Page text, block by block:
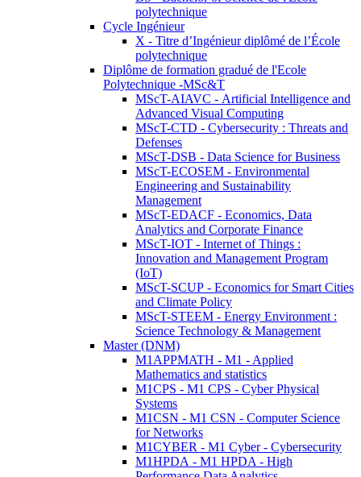
polytechnique
Cycle Ingénieur
X - Titre d’Ingénieur diplômé de l’École
polytechnique
Diplôme de formation gradué de l'Ecole
Polytechnique -MSc&T
MScT-AIAVC - Artificial Intelligence and
Advanced Visual Computing
MScT-CTD - Cybersecurity : Threats and
Defenses
MScT-DSB - Data Science for Business
MScT-ECOSEM - Environmental
Engineering and Sustainability
Management
MScT-EDACF - Economics, Data
Analytics and Corporate Finance
MScT-IOT - Internet of Things :
Innovation and Management Program
(IoT)
MScT-SCUP - Economics for Smart Cities
and Climate Policy
MScT-STEEM - Energy Environment :
Science Technology & Management
Master (DNM)
M1APPMATH - M1 - Applied
Mathematics and statistics
M1CPS - M1 CPS - Cyber Physical
Systems
M1CSN - M1 CSN - Computer Science
for Networks
M1CYBER - M1 Cyber - Cybersecurity
M1HPDA - M1 HPDA - High